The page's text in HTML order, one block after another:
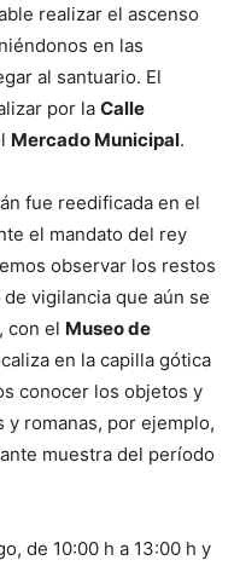
realizar el ascenso
en las
al santuario. El
por la Calle
Mercado Municipal.
fue reedificada en el
el mandato del rey
observar los restos
vigilancia que aún se
con el Museo de
en la capilla gótica
conocer los objetos y
romanas, por ejemplo,
muestra del período
de 10:00 h a 13:00 h y